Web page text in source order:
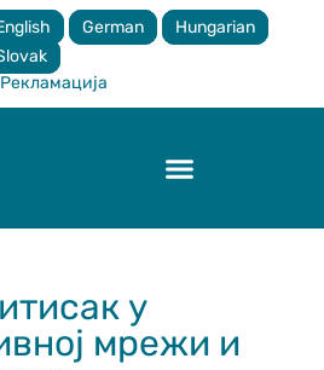
Рекламација
German
Hungarian
у
мрежи и